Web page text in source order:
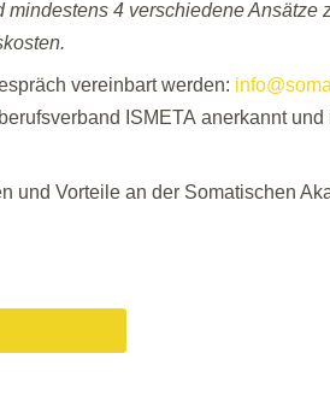
4 verschiedene Ansätze
vereinbart werden:
ISMETA anerkannt
und Vorteile an der Somatischen